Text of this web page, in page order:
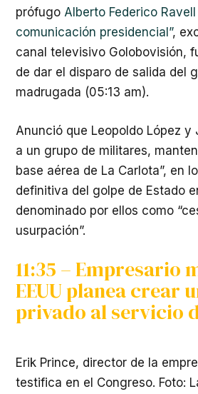
prófugo Alberto Federico
comunicación presidencial”,
canal televisivo Golobovisión,
de dar el disparo de salida del
madrugada (05:13 am).
Anunció que Leopoldo López y
a un grupo de militares,
base aérea de La Carlota”, en
definitiva del golpe de Estado
denominado por ellos como
usurpación”.
11:35 – Empresario
EEUU planea crear
privado al servicio
Erik Prince, director de la
testifica en el Congreso. Foto: